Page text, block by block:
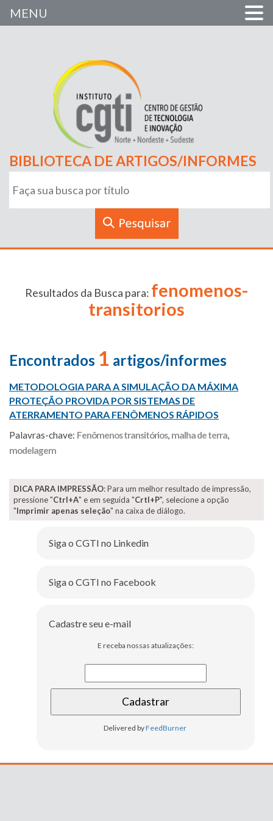
BIBLIOTECA DE ARTIGOS/INFORMES
Resultados da Busca para: fenomenos-
transitorios
Encontrados 1 artigos/informes
METODOLOGIA PARA A SIMULAÇÃO DA MÁXIMA
PROTEÇÃO PROVIDA POR SISTEMAS DE
ATERRAMENTO PARA FENÔMENOS RÁPIDOS
Palavras-chave: Fenômenos transitórios, malha de terra,
modelagem
DICA PARA IMPRESSÃO: Para um melhor resultado de impressão,
pressione "Ctrl+A" e em seguida "Crtl+P", selecione a opção
"Imprimir apenas seleção" na caixa de diálogo.
Siga o CGTI no Linkedin
Siga o CGTI no Facebook
Cadastre seu e-mail
E receba nossas atualizações:
Delivered byFeedBurner
MENU